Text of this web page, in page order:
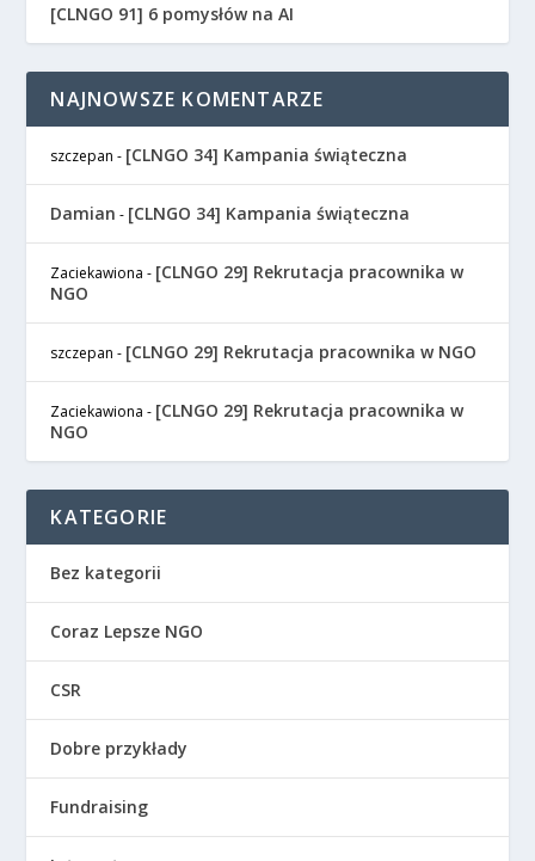
[CLNGO 91] 6 pomysłów na AI
NAJNOWSZE KOMENTARZE
szczepan - [CLNGO 34] Kampania świąteczna
Damian - [CLNGO 34] Kampania świąteczna
Zaciekawiona - [CLNGO 29] Rekrutacja pracownika w
NGO
szczepan - [CLNGO 29] Rekrutacja pracownika w NGO
Zaciekawiona - [CLNGO 29] Rekrutacja pracownika w
NGO
KATEGORIE
Bez kategorii
Coraz Lepsze NGO
CSR
Dobre przykłady
Fundraising